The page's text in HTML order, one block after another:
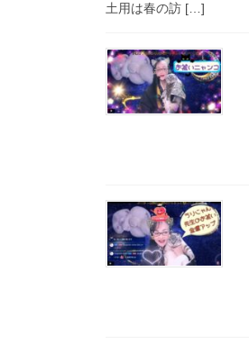
土用は春の訪 […]